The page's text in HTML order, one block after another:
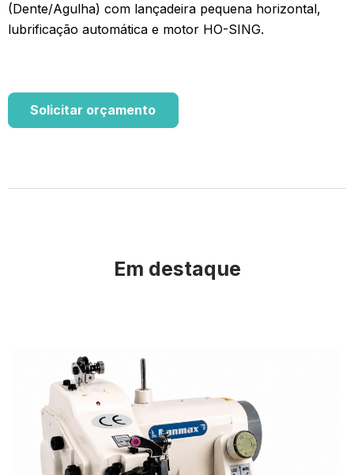
(Dente/Agulha) com lançadeira pequena horizontal,
lubrificação automática e motor HO-SING.
Solicitar orçamento
Em destaque